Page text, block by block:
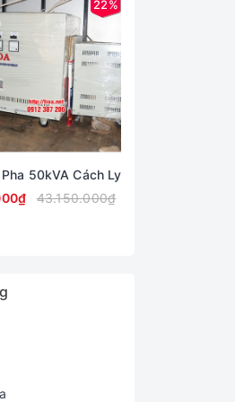
22%
50kVA Cách Ly
43.150.000₫